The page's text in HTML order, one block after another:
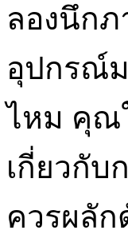
ลองนึกภ
อุปกรณ์
ไหม คุณ
เกี่ยวกับ
ควรผลัก